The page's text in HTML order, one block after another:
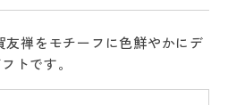
友禅をモチーフに色鮮やかにデ
トです。